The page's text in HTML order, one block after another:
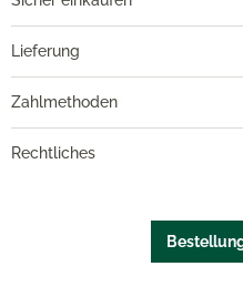
Lieferung
Zahlmethoden
Rechtliches